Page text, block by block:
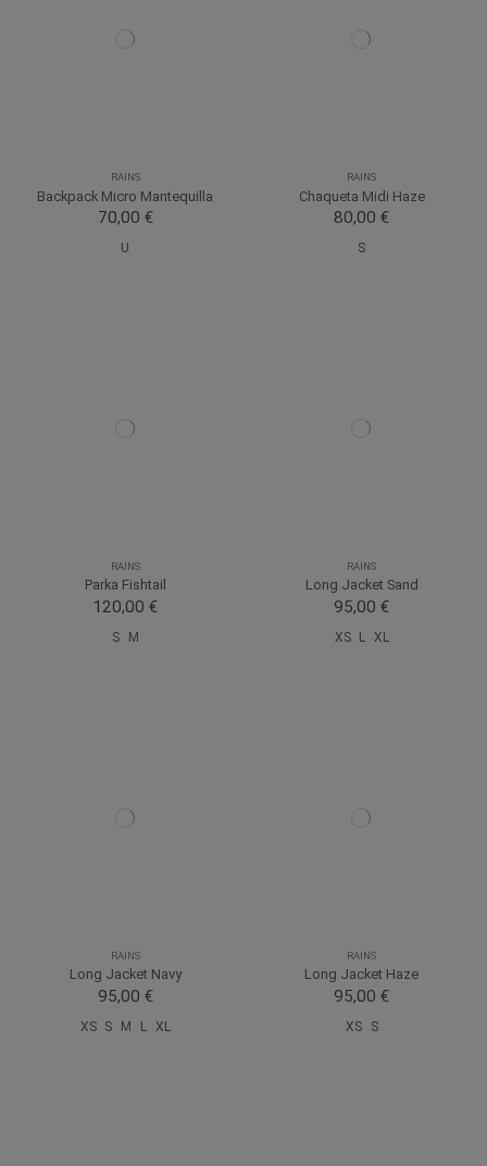
RAINS
Backpack Micro Mantequilla
70,00 €
U
RAINS
Chaqueta Midi Haze
80,00 €
S
RAINS
Parka Fishtail
120,00 €
S M
RAINS
Long Jacket Sand
95,00 €
XS L XL
RAINS
Long Jacket Navy
95,00 €
XS S M L XL
RAINS
Long Jacket Haze
95,00 €
XS S